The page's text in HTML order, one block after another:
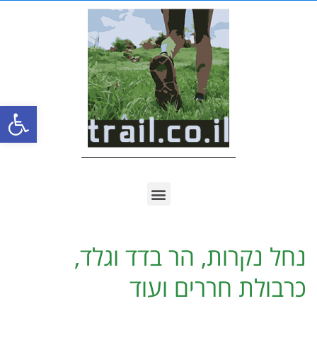
פתח
נחל נקרות, הר בדד וגלד,
כרבולת חררים ועוד